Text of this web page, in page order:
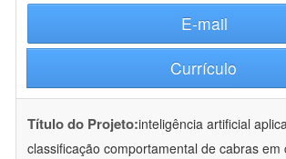
E-mail
Currículo
Título do Projeto:inteligência artificial
classificação comportamental de cabras em